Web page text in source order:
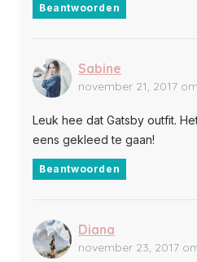
Beantwoorden
Sabine
november 21, 2017
Leuk hee dat Gatsby outfit.
eens gekleed te gaan!
Beantwoorden
Diana
november 23, 2017